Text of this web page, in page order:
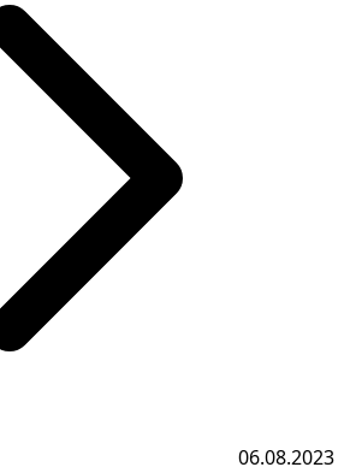
06.08.2023